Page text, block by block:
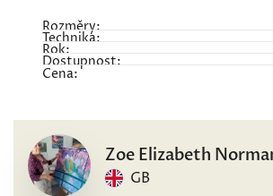
Rozměry:
Technika:
Rok:
Dostupnost:
Cena:
Zoe Elizabeth
GB